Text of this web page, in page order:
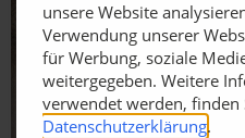
unsere Website
Verwendung unserer
für Werbung, soziale
weitergegeben. Weitere
verwendet werden, finden
Datenschutzerklärung.